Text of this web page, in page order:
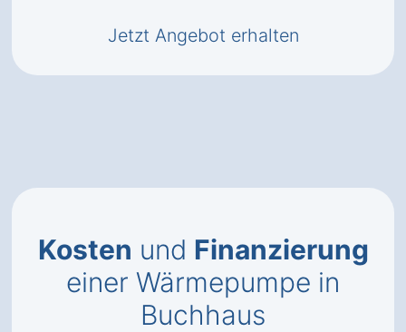
Jetzt Angebot erhalten
Kosten und Finanzierung
einer Wärmepumpe in
Buchhaus